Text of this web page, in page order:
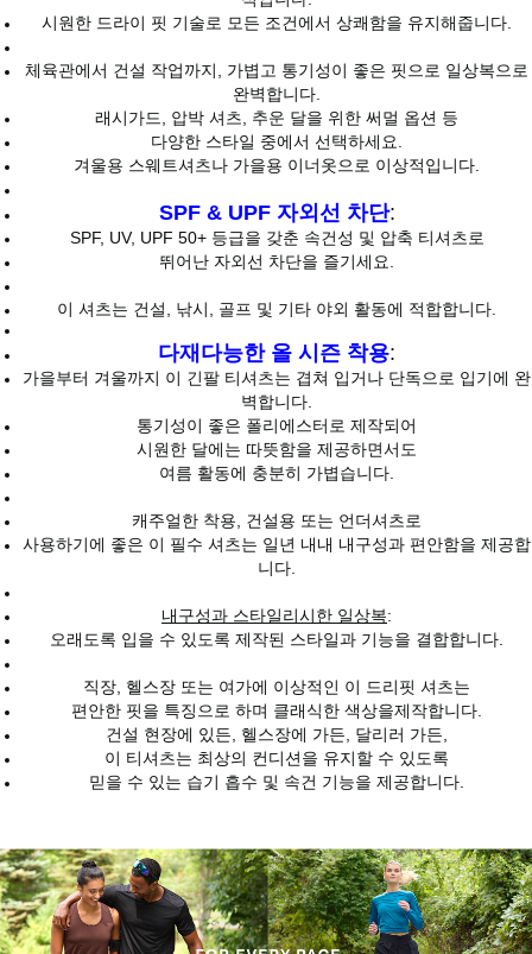
시원한 드라이 핏 기술로 모든 조건에서 상쾌함을 유지해줍니다.
체육관에서 건설 작업까지, 가볍고 통기성이 좋은 핏으로 일상복으로
완벽합니다.
래시가드, 압박 셔츠, 추운 달을 위한 써멀 옵션 등
다양한 스타일 중에서 선택하세요.
겨울용 스웨트셔츠나 가을용 이너옷으로 이상적입니다.
SPF & UPF 자외선 차단:
SPF, UV, UPF 50+ 등급을 갖춘 속건성 및 압축 티셔츠로
뛰어난 자외선 차단을 즐기세요.
이 셔츠는 건설, 낚시, 골프 및 기타 야외 활동에 적합합니다.
다재다능한 올 시즌 착용:
가을부터 겨울까지 이 긴팔 티셔츠는 겹쳐 입거나 단독으로 입기에 완
벽합니다.
통기성이 좋은 폴리에스터로 제작되어
시원한 달에는 따뜻함을 제공하면서도
여름 활동에 충분히 가볍습니다.
캐주얼한 착용, 건설용 또는 언더셔츠로
사용하기에 좋은 이 필수 셔츠는 일년 내내 내구성과 편안함을 제공합
니다.
내구성과 스타일리시한 일상복:
오래도록 입을 수 있도록 제작된 스타일과 기능을 결합합니다.
직장, 헬스장 또는 여가에 이상적인 이 드리핏 셔츠는
편안한 핏을 특징으로 하며 클래식한 색상을제작합니다.
건설 현장에 있든, 헬스장에 가든, 달리러 가든,
이 티셔츠는 최상의 컨디션을 유지할 수 있도록
믿을 수 있는 습기 흡수 및 속건 기능을 제공합니다.